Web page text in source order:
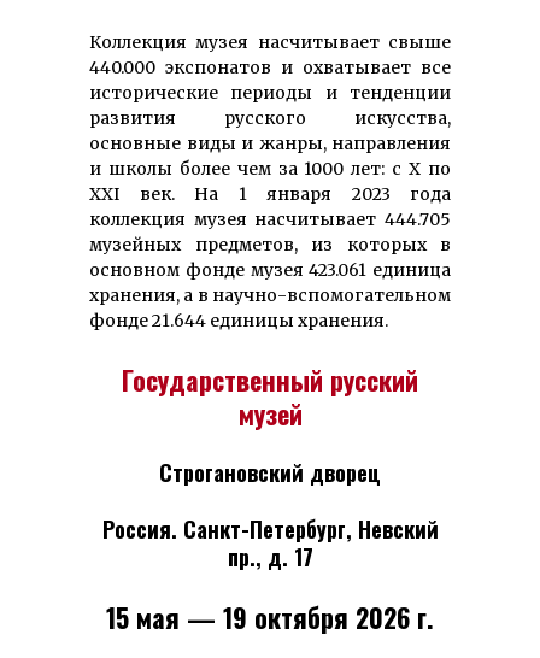
Коллекция музея насчитывает свыше
440.000 экспонатов и охватывает все
исто­рические периоды и тенден­ции
развития рус­ского искусства,
основные виды и жанры, направ­ления
и школы более чем за 1000 лет: с Х по
ХХI век. На 1 января 2023 года
коллекция музея на­счи­тывает 444.705
музейных пред­метов, из которых в
основ­ном фонде музея 423.061 единица
хранения, а в науч­но-вспомо­гатель­ном
фонде 21.644 единицы хранения.
Государственный русский
музей
Строгановский дворец
Россия. Санкт-Петербург, Невский
пр., д. 17
15 мая — 19 октября 2026 г.